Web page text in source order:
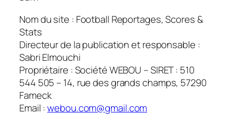
Nom du site : Football Reportages, Scores &
Stats
Directeur de la publication et responsable :
Sabri Elmouchi
Propriétaire : Société WEBOU – SIRET : 510
544 505 – 14, rue des grands champs, 57290
Fameck
Email :webou.com@gmail.com